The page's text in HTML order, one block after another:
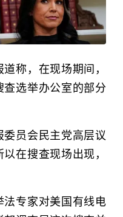
称，在现场期间，
选举办公室的部分
员会民主党高层议
在搜查现场出现，
法专家对美国有线电